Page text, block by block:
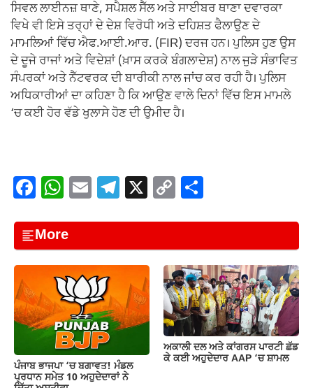
ਸਿਵਲ ਲਾਈਨਜ਼ ਥਾਣੇ, ਸਪੈਸ਼ਲ ਸੈੱਲ ਅਤੇ ਸਾਈਬਰ ਥਾਣਾ ਦਵਾਰਕਾ
ਵਿਖੇ ਵੀ ਇਸੇ ਤਰ੍ਹਾਂ ਦੇ ਦੇਸ਼ ਵਿਰੋਧੀ ਅਤੇ ਦਹਿਸ਼ਤ ਫੈਲਾਉਣ ਦੇ
ਮਾਮਲਿਆਂ ਵਿੱਚ ਐਫ.ਆਈ.ਆਰ. (FIR) ਦਰਜ ਹਨ। ਪੁਲਿਸ ਹੁਣ ਉਸ
ਦੇ ਦੂਜੇ ਰਾਜਾਂ ਅਤੇ ਵਿਦੇਸ਼ਾਂ (ਖ਼ਾਸ ਕਰਕੇ ਬੰਗਲਾਦੇਸ਼) ਨਾਲ ਜੁੜੇ ਸੰਭਾਵਿਤ
ਸੰਪਰਕਾਂ ਅਤੇ ਨੈੱਟਵਰਕ ਦੀ ਬਾਰੀਕੀ ਨਾਲ ਜਾਂਚ ਕਰ ਰਹੀ ਹੈ। ਪੁਲਿਸ
ਅਧਿਕਾਰੀਆਂ ਦਾ ਕਹਿਣਾ ਹੈ ਕਿ ਆਉਣ ਵਾਲੇ ਦਿਨਾਂ ਵਿੱਚ ਇਸ ਮਾਮਲੇ
‘ਚ ਕਈ ਹੋਰ ਵੱਡੇ ਖੁਲਾਸੇ ਹੋਣ ਦੀ ਉਮੀਦ ਹੈ।
F
c
e
b
o
o
k
W
at
s
A
p
p
E T
gr
a
m
X C
y
Li
n
k
e
More
ਪੰਜਾਬ ਭਾਜਪਾ ‘ਚ ਬਗਾਵਤ! ਮੰਡਲ
ਪ੍ਰਧਾਨ ਸਮੇਤ 10 ਅਹੁਦੇਦਾਰਾਂ ਨੇ
ਅਕਾਲੀ ਦਲ ਅਤੇ ਕਾਂਗਰਸ ਪਾਰਟੀ ਛੱਡ
ਕੇ ਕਈ ਅਹੁਦੇਦਾਰ AAP ‘ਚ ਸ਼ਾਮਲ